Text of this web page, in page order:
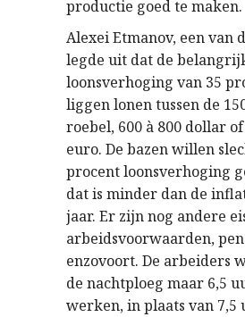
productie goed te maken.
Alexei Etmanov, een van
legde uit dat de
loonsverhoging van 35
liggen lonen tussen de
roebel, 600 à 800 dollar of
euro. De bazen willen
procent loonsverhoging
dat is minder dan de
jaar. Er zijn nog andere
arbeidsvoorwaarden,
enzovoort. De arbeiders
de nachtploeg maar 6,5
werken, in plaats van 7,5